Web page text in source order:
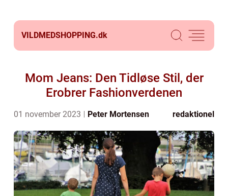
VILDMEDSHOPPING.dk
Mom Jeans: Den Tidløse Stil, der
Erobrer Fashionverdenen
01 november 2023 Peter Mortensen redaktionel